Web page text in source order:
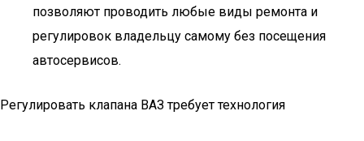
позволяют проводить любые виды ремонта и
регулировок владельцу самому без посещения
автосервисов.
Регулировать клапана ВАЗ требует технология